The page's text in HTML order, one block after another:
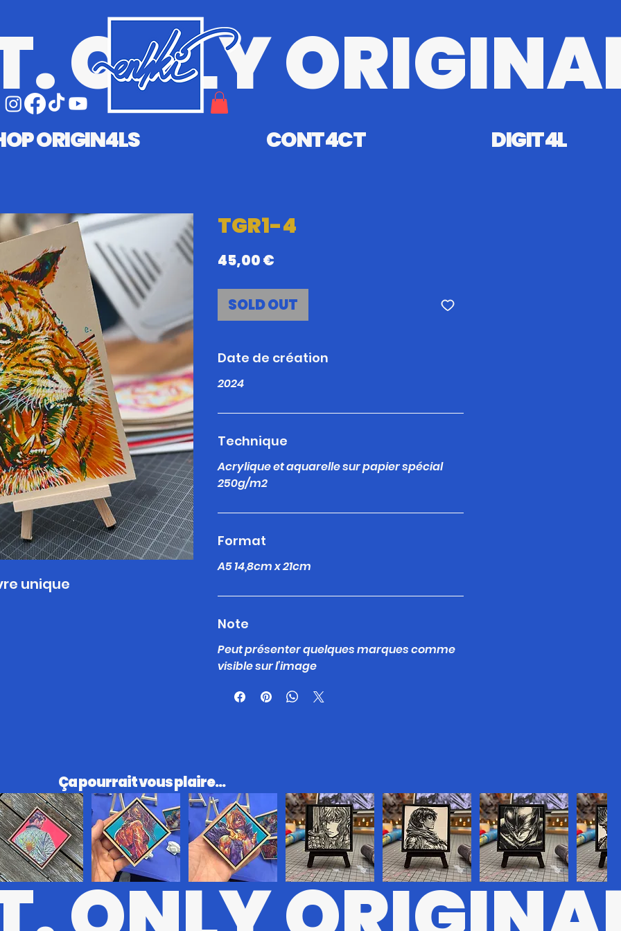
ONLY
ORIGIN4LS CONT4CT DIGIT4L
unique
TGR1-4
45,00 €
SOLD OUT
Date de création
2024
Technique
Acrylique et aquarelle sur papier spécial
250g/m2
Format
A5 14,8cm x 21cm
Note
Peut présenter quelques marques comme
visible sur l’image
BRSRK#8 BRSRK#7 BRSRK#5 BRSRK#6
​Ça pourrait vous plaire...